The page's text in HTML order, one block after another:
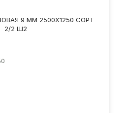
9 ММ 2500Х1250 СОРТ
2/2 Ш2